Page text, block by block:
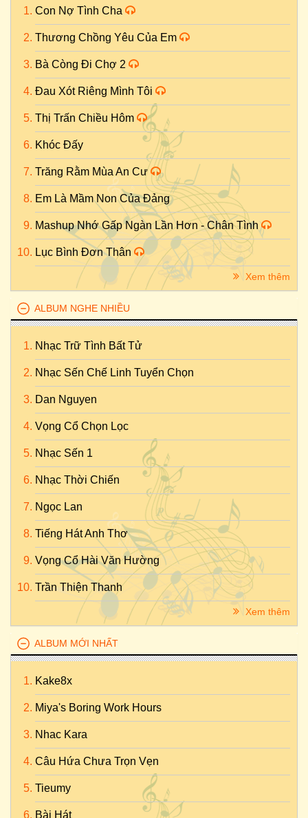
Con Nợ Tình Cha
Thương Chồng Yêu Của Em
Bà Còng Đi Chợ 2
Đau Xót Riêng Mình Tôi
Thị Trấn Chiều Hôm
Khóc Đấy
Trăng Rằm Mùa An Cư
Em Là Mầm Non Của Đảng
Mashup Nhớ Gấp Ngàn Lần Hơn - Chân Tình
Lục Bình Đơn Thân
Xem thêm
ALBUM NGHE NHIỀU
Nhạc Trữ Tình Bất Tử
Nhạc Sến Chế Linh Tuyển Chọn
Dan Nguyen
Vọng Cổ Chọn Lọc
Nhạc Sến 1
Nhạc Thời Chiến
Ngọc Lan
Tiếng Hát Anh Thơ
Vọng Cổ Hài Văn Hường
Trần Thiện Thanh
Xem thêm
ALBUM MỚI NHẤT
Kake8x
Miya's Boring Work Hours
Nhac Kara
Câu Hứa Chưa Trọn Vẹn
Tieumy
Bài Hát